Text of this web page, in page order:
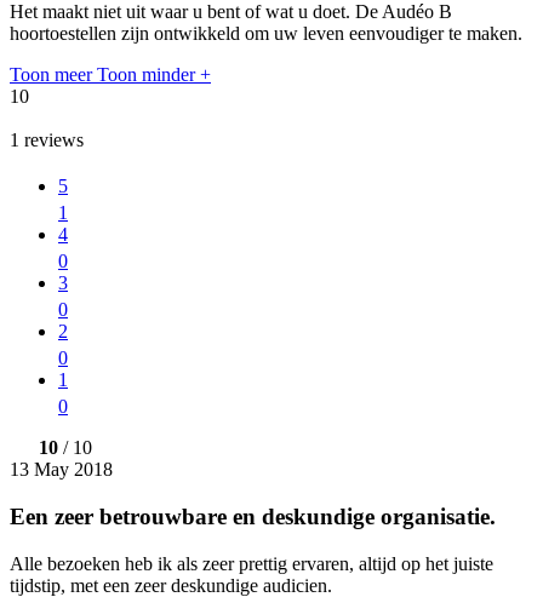
Het maakt niet uit waar u bent of wat u doet. De Audéo B
hoortoestellen zijn ontwikkeld om uw leven eenvoudiger te maken.
Toon meer Toon minder +
10
1 reviews
5
1
4
0
3
0
2
0
1
0
10 / 10
13 May 2018
Een zeer betrouwbare en deskundige organisatie.
Alle bezoeken heb ik als zeer prettig ervaren, altijd op het juiste
tijdstip, met een zeer deskundige audicien.